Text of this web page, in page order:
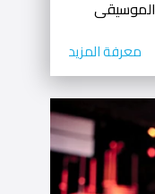
الموسيقى
معرفة المزيد